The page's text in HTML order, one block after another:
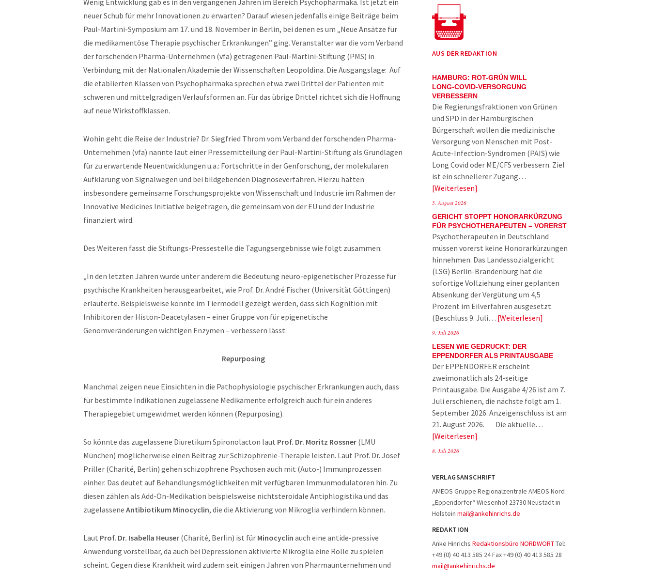
Wenig Entwicklung gab es in den vergangenen Jahren im Bereich Psychopharmaka. Ist jetzt ein
neuer Schub für mehr Innovationen zu erwarten? Darauf wiesen jedenfalls einige Beiträge beim
Paul-Martini-Symposium am 17. und 18. November in Berlin, bei denen es um „Neue Ansätze für
die medikamentöse Therapie psychischer Erkrankungen” ging. Veranstalter war die vom Verband
der forschenden Pharma-Unternehmen (vfa) getragenen Paul-Martini-Stiftung (PMS) in
Verbindung mit der Nationalen Akademie der Wissenschaften Leopoldina. Die Ausgangslage: Auf
die etablierten Klassen von Psychopharmaka sprechen etwa zwei Drittel der Patienten mit
schweren und mittelgradigen Verlaufsformen an. Für das übrige Drittel richtet sich die Hoffnung
auf neue Wirkstoffklassen.
Wohin geht die Reise der Industrie? Dr. Siegfried Throm vom Verband der forschenden Pharma-
Unternehmen (vfa) nannte laut einer Pressemitteilung der Paul-Martini-Stiftung als Grundlagen
für zu erwartende Neuentwicklungen u.a.: Fortschritte in der Genforschung, der molekularen
Aufklärung von Signalwegen und bei bildgebenden Diagnoseverfahren. Hierzu hätten
insbesondere gemeinsame Forschungsprojekte von Wissenschaft und Industrie im Rahmen der
Innovative Medicines Initiative beigetragen, die gemeinsam von der EU und der Industrie
finanziert wird.
Des Weiteren fasst die Stiftungs-Pressestelle die Tagungsergebnisse wie folgt zusammen:
„In den letzten Jahren wurde unter anderem die Bedeutung neuro-epigenetischer Prozesse für
psychische Krankheiten herausgearbeitet, wie Prof. Dr. André Fischer (Universität Göttingen)
erläuterte. Beispielsweise konnte im Tiermodell gezeigt werden, dass sich Kognition mit
Inhibitoren der Histon-Deacetylasen – einer Gruppe von für epigenetische
Genomveränderungen wichtigen Enzymen – verbessern lässt.
Repurposing
Manchmal zeigen neue Einsichten in die Pathophysiologie psychischer Erkrankungen auch, dass
für bestimmte Indikationen zugelassene Medikamente erfolgreich auch für ein anderes
Therapiegebiet umgewidmet werden können (Repurposing).
So könnte das zugelassene Diuretikum Spironolacton laut Prof. Dr. Moritz Rossner (LMU
München) möglicherweise einen Beitrag zur Schizophrenie-Therapie leisten. Laut Prof. Dr. Josef
Priller (Charité, Berlin) gehen schizophrene Psychosen auch mit (Auto-) Immunprozessen
einher. Das deutet auf Behandlungsmöglichkeiten mit verfügbaren Immunmodulatoren hin. Zu
diesen zählen als Add-On-Medikation beispielsweise nichtsteroidale Antiphlogistika und das
zugelassene Antibiotikum Minocyclin, die die Aktivierung von Mikroglia verhindern können.
Laut Prof. Dr. Isabella Heuser (Charité, Berlin) ist für Minocyclin auch eine antide-pressive
Anwendung vorstellbar, da auch bei Depressionen aktivierte Mikroglia eine Rolle zu spielen
scheint. Gegen diese Krankheit wird zudem seit einigen Jahren von Pharmaunternehmen und
AUS DER REDAKTION
HAMBURG: ROT-GRÜN WILL
LONG-COVID-VERSORGUNG
VERBESSERN
Die Regierungsfraktionen von Grünen
und SPD in der Hamburgischen
Bürgerschaft wollen die medizinische
Versorgung von Menschen mit Post-
Acute-Infection-Syndromen (PAIS) wie
Long Covid oder ME/CFS verbessern. Ziel
ist ein schnellerer Zugang…
Weiterlesen
5. August 2026
GERICHT STOPPT HONORARKÜRZUNG
FÜR PSYCHOTHERAPEUTEN – VORERST
Psychotherapeuten in Deutschland
müssen vorerst keine Honorarkürzungen
hinnehmen. Das Landessozialgericht
(LSG) Berlin-Brandenburg hat die
sofortige Vollziehung einer geplanten
Absenkung der Vergütung um 4,5
Prozent im Eilverfahren ausgesetzt
(Beschluss 9. Juli… Weiterlesen
9. Juli 2026
LESEN WIE GEDRUCKT: DER
EPPENDORFER ALS PRINTAUSGABE
Der EPPENDORFER erscheint
zweimonatlich als 24-seitige
Printausgabe. Die Ausgabe 4/26 ist am 7.
Juli erschienen, die nächste folgt am 1.
September 2026. Anzeigenschluss ist am
21. August 2026. Die aktuelle…
Weiterlesen
8. Juli 2026
VERLAGSANSCHRIFT
AMEOS Gruppe Regionalzentrale AMEOS Nord
„Eppendorfer“ Wiesenhof 23730 Neustadt in
Holstein mail@ankehinrichs.de
REDAKTION
Anke Hinrichs Redaktionsbüro NORDWORTTel:
+49 (0) 40 413 585 24 Fax +49 (0) 40 413 585 28
mail@ankehinrichs.de